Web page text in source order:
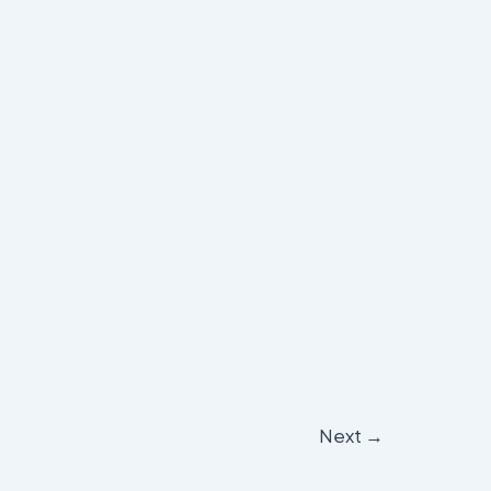
Next →